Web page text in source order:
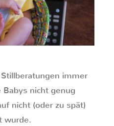
immer
nicht genug
nicht (oder zu spät)
wurde.